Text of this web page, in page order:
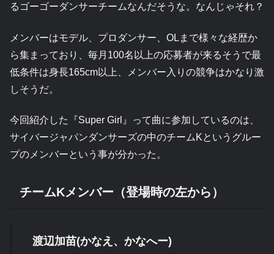
るゴーゴーダンサーチームなんだそうな。なんじゃそれ？
メンバーはモデル、プロダンサー、OLまで様々な経歴か
ら集まっており、毎月100名以上の応募者が来るそうで最
低条件は身長165cm以上、メンバー入りの競争はかなり激
しそうだ。
今回紹介した『Super Girl』って曲に参加しているのは、
サイバージャパンダンサーズの中のチームKというグルー
プのメンバーという事が分かった。
チームKメンバー（登場時の左から）
渡辺加苗(かなえ、かなへー)